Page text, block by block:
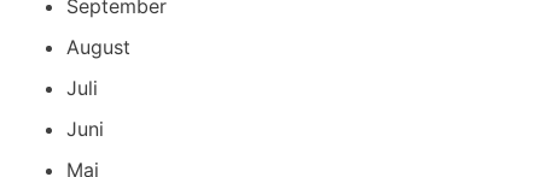
September
August
Juli
Juni
Mai